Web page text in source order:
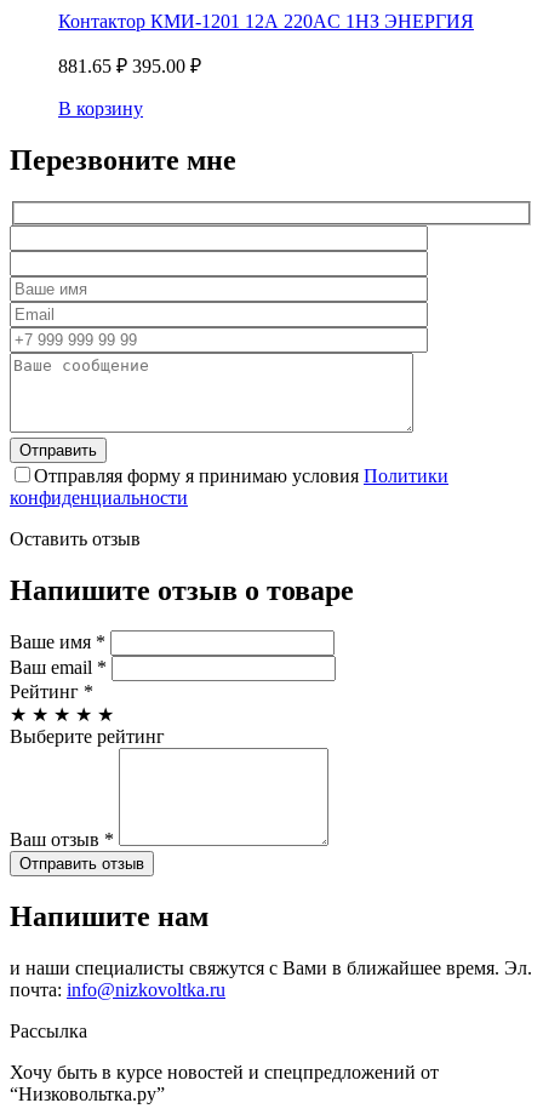
Контактор КМИ-1201 12А 220AC 1НЗ ЭНЕРГИЯ
881.65 ₽ 395.00 ₽
В корзину
Перезвоните мне
Отправляя форму я принимаю условия Политики
конфиденциальности
Оставить отзыв
Напишите отзыв о товаре
Ваше имя *
Ваш email *
Рейтинг *
★ ★ ★ ★ ★
Выберите рейтинг
Ваш отзыв *
Отправить отзыв
Напишите нам
и наши специалисты свяжутся с Вами в ближайшее время. Эл.
почта: info@nizkovoltka.ru
Рассылка
Хочу быть в курсе новостей и спецпредложений от
“Низковольтка.ру”